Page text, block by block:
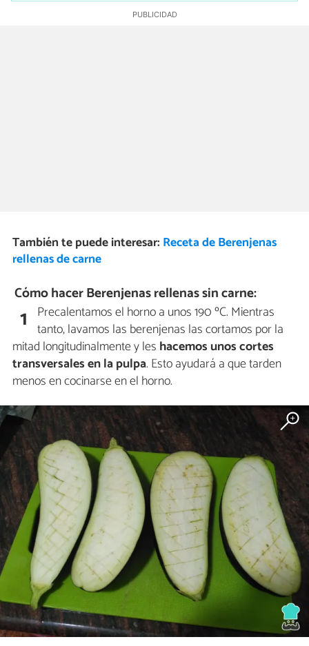
También te puede interesar: Receta de Berenjenas
rellenas de carne
Cómo hacer Berenjenas rellenas sin carne:
1 Precalentamos el horno a unos 190 ºC. Mientras
tanto, lavamos las berenjenas las cortamos por la
mitad longitudinalmente y les hacemos unos cortes
transversales en la pulpa. Esto ayudará a que tarden
menos en cocinarse en el horno.